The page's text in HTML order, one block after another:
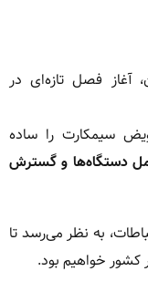
آغاز فصل تازه‌ای در
سیمکارت را ساده
دستگاه‌ها و گسترش
به نظر می‌رسد تا